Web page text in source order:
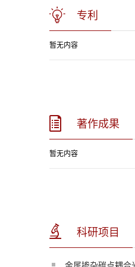
专利
暂无内容
著作成果
暂无内容
科研项目